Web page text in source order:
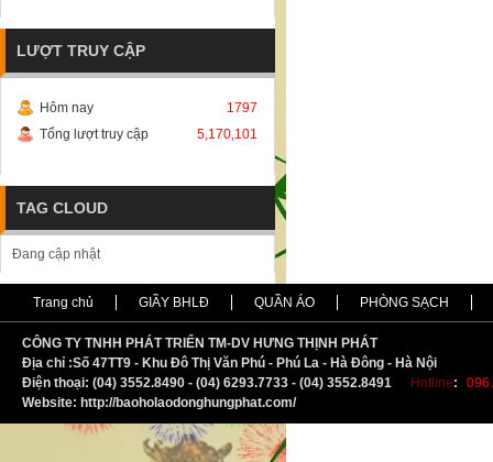
LƯỢT TRUY CẬP
Hôm nay
1797
Tổng lượt truy cập
5,170,101
TAG CLOUD
Đang cập nhật
Trang chủ GIẦY BHLĐ QUẦN ÁO PHÒNG SẠCH
CÔNG TY TNHH PHÁT TRIỂN TM-DV HƯNG THỊNH PHÁT
Địa chỉ :Số 47TT9 - Khu Đô Thị Văn Phú - Phú La - Hà Đông - Hà Nội
Điện thoại: (04) 3552.8490 - (04) 6293.7733 - (04) 3552.8491
Hotline:
Website: http://baoholaodonghungphat.com/